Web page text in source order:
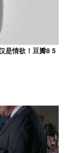
是情欲！豆瓣8 5